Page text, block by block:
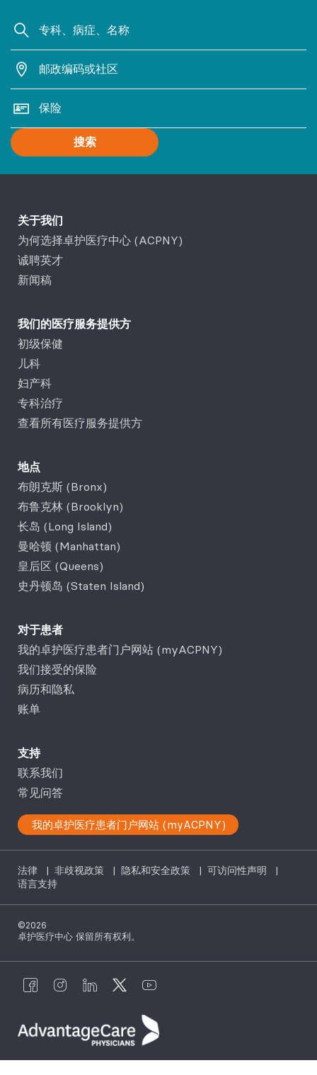
搜索
关于我们
为何选择卓护医疗中心 (ACPNY)
诚聘英才
新闻稿
我们的医疗服务提供方
初级保健
儿科
妇产科
专科治疗
查看所有医疗服务提供方
地点
布朗克斯 (Bronx)
布鲁克林 (Brooklyn)
长岛 (Long Island)
曼哈顿 (Manhattan)
皇后区 (Queens)
史丹顿岛 (Staten Island)
对于患者
我的卓护医疗患者门户网站 (myACPNY)
我们接受的保险
病历和隐私
账单
支持
联系我们
常见问答
我的卓护医疗患者门户网站 (myACPNY)
法律 | 非歧视政策 | 隐私和安全政策 | 可访问性声明
|
语言支持
©2026
卓护医疗中心 保留所有权利。